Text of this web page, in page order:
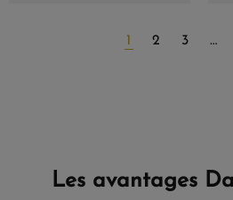
1 2 3 …
Les avantages